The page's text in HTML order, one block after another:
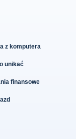
z komputera
unikać
finansowe